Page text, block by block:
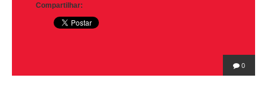
Compartilhar:
0